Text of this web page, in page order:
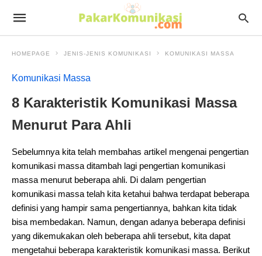
HOMEPAGE JENIS-JENIS KOMUNIKASI KOMUNIKASI MASSA
Komunikasi Massa
8 Karakteristik Komunikasi Massa
Menurut Para Ahli
Sebelumnya kita telah membahas artikel mengenai pengertian
komunikasi massa ditambah lagi pengertian komunikasi
massa menurut beberapa ahli. Di dalam pengertian
komunikasi massa telah kita ketahui bahwa terdapat beberapa
definisi yang hampir sama pengertiannya, bahkan kita tidak
bisa membedakan. Namun, dengan adanya beberapa definisi
yang dikemukakan oleh beberapa ahli tersebut, kita dapat
mengetahui beberapa karakteristik komunikasi massa. Berikut